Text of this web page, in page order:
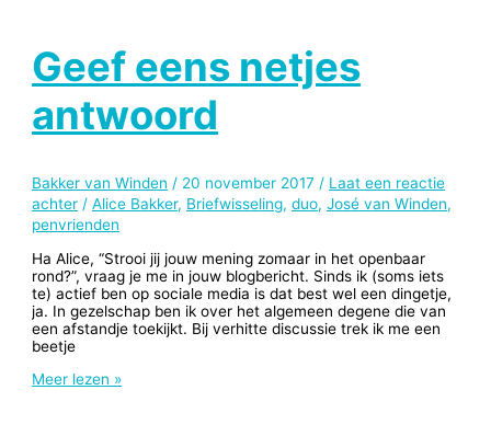
Geef eens netjes
antwoord
Bakker van Winden / 20 november 2017 / Laat een reactie
achter /Alice Bakker, Briefwisseling,duo,José van Winden,
penvrienden
Ha Alice, “Strooi jij jouw mening zomaar in het openbaar
rond?”, vraag je me in jouw blogbericht. Sinds ik (soms iets
te) actief ben op sociale media is dat best wel een dingetje,
ja. In gezelschap ben ik over het algemeen degene die van
een afstandje toekijkt. Bij verhitte discussie trek ik me een
beetje
Geef
Meer lezen »